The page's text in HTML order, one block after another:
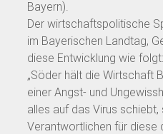
Bayern).
Der wirtschaftspolitische
im Bayerischen Landtag,
diese Entwicklung wie folgt:
„Söder hält die Wirtschaft
einer Angst- und
alles auf das Virus
Verantwortlichen für diese